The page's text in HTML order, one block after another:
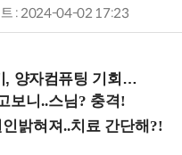
트 : 2024-04-02 17:23
를 선점하라! (8/28 강남역)